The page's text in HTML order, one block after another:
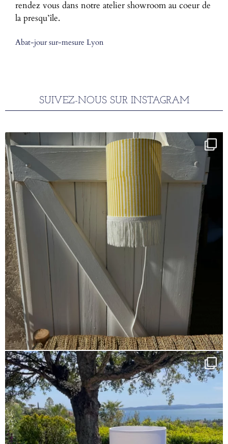
rendez vous dans notre atelier showroom au coeur de
la presqu’île.
Abat-jour sur-mesure Lyon
SUIVEZ-NOUS SUR INSTAGRAM